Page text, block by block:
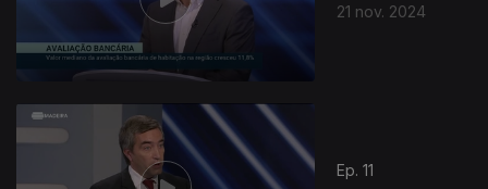
21 nov. 2024
Ep. 11